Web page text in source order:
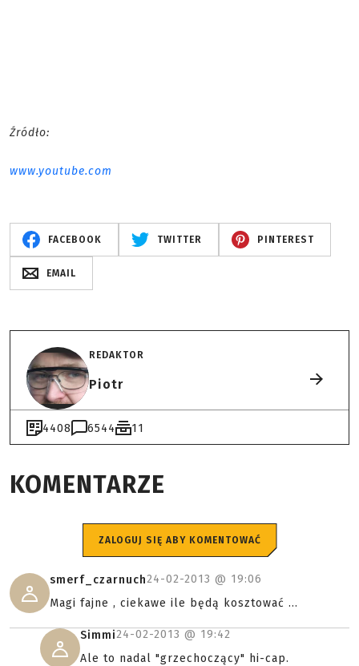
Źródło:
www.youtube.com
FACEBOOK TWITTER PINTEREST
EMAIL
REDAKTOR
Piotr
4408 6544 11
KOMENTARZE
ZALOGUJ SIĘ ABY KOMENTOWAĆ
smerf_czarnuch24-02-2013 @ 19:06
Magi fajne , ciekawe ile będą kosztować ...
Simmi24-02-2013 @ 19:42
Ale to nadal "grzechoczący" hi-cap.